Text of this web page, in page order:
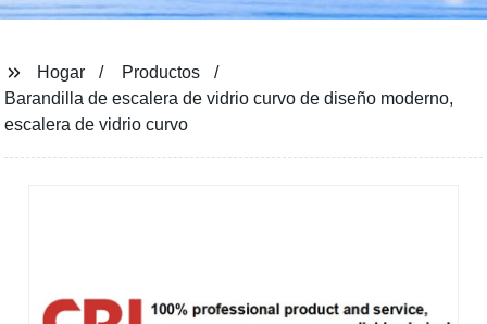
Hogar
Productos
Barandilla de escalera de vidrio curvo de diseño moderno,
escalera de vidrio curvo